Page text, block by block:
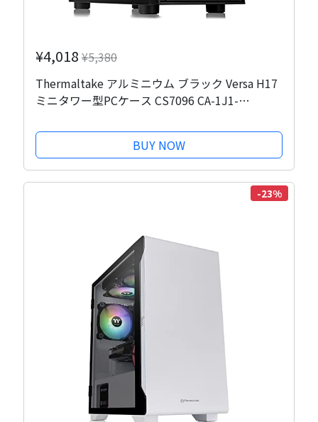
¥4,018 ¥5,380
Thermaltake アルミニウム ブラック Versa H17
ミニタワー型PCケース CS7096 CA-1J1-
BUY NOW
-23%